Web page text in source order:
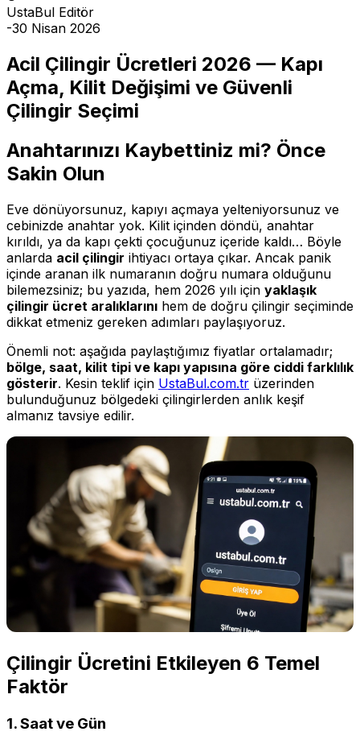
UstaBul Editör
-30 Nisan 2026
Acil Çilingir Ücretleri 2026 — Kapı
Açma, Kilit Değişimi ve Güvenli
Çilingir Seçimi
Anahtarınızı Kaybettiniz mi? Önce
Sakin Olun
Eve dönüyorsunuz, kapıyı açmaya yelteniyorsunuz ve
cebinizde anahtar yok. Kilit içinden döndü, anahtar
kırıldı, ya da kapı çekti çocuğunuz içeride kaldı… Böyle
anlarda acil çilingir ihtiyacı ortaya çıkar. Ancak panik
içinde aranan ilk numaranın doğru numara olduğunu
bilemezsiniz; bu yazıda, hem 2026 yılı için yaklaşık
çilingir ücret aralıklarını hem de doğru çilingir seçiminde
dikkat etmeniz gereken adımları paylaşıyoruz.
Önemli not: aşağıda paylaştığımız fiyatlar ortalamadır;
bölge, saat, kilit tipi ve kapı yapısına göre ciddi farklılık
gösterir. Kesin teklif için UstaBul.com.tr üzerinden
bulunduğunuz bölgedeki çilingirlerden anlık keşif
almanız tavsiye edilir.
Çilingir Ücretini Etkileyen 6 Temel
Faktör
1. Saat ve Gün